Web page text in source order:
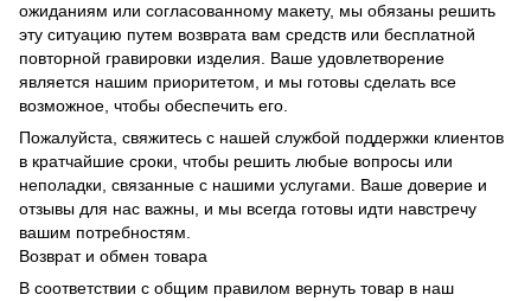
ожиданиям или согласованному макету, мы обязаны решить
эту ситуацию путем возврата вам средств или бесплатной
повторной гравировки изделия. Ваше удовлетворение
является нашим приоритетом, и мы готовы сделать все
возможное, чтобы обеспечить его.
Пожалуйста, свяжитесь с нашей службой поддержки клиентов
в кратчайшие сроки, чтобы решить любые вопросы или
неполадки, связанные с нашими услугами. Ваше доверие и
отзывы для нас важны, и мы всегда готовы идти навстречу
вашим потребностям.
Возврат и обмен товара
В соответствии с общим правилом вернуть товар в наш